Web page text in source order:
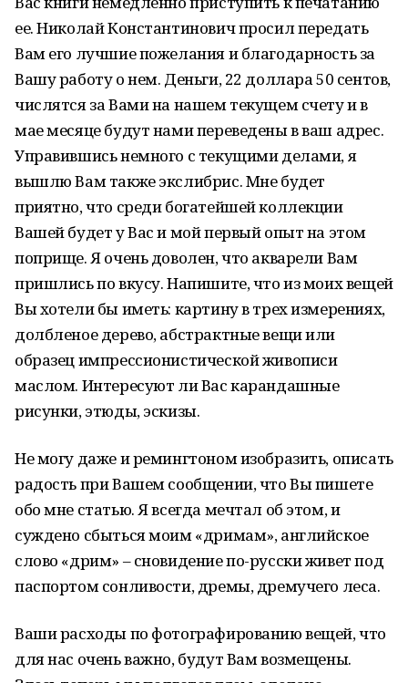
ее. Николай Константинович просил передать
Вам его лучшие пожелания и благодарность за
Вашу работу о нем. Деньги, 22 доллара 50 сентов,
числятся за Вами на нашем текущем счету и в
мае месяце будут нами переведены в ваш адрес.
Управившись немного с текущими делами, я
вышлю Вам также экслибрис. Мне будет
приятно, что среди богатейшей коллекции
Вашей будет у Вас и мой первый опыт на этом
поприще. Я очень доволен, что акварели Вам
пришлись по вкусу. Напишите, что из моих вещей
Вы хотели бы иметь: картину в трех измерениях,
долбленое дерево, абстрактные вещи или
образец импрессионистической живописи
маслом. Интересуют ли Вас карандашные
рисунки, этюды, эскизы.
Не могу даже и ремингтоном изобразить, описать
радость при Вашем сообщении, что Вы пишете
обо мне статью. Я всегда мечтал об этом, и
суждено сбыться моим «дримам», английское
слово «дрим» – сновидение по-русски живет под
паспортом сонливости, дремы, дремучего леса.
Ваши расходы по фотографированию вещей, что
для нас очень важно, будут Вам возмещены.